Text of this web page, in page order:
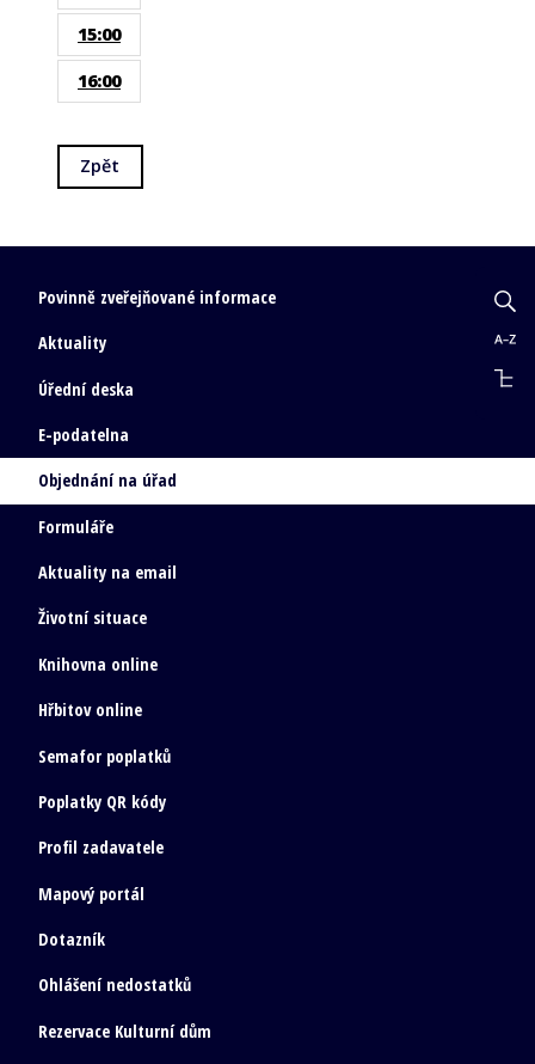
15:00
16:00
Zpět
Povinně zveřejňované informace
Aktuality
Úřední deska
E-podatelna
Objednání na úřad
Formuláře
Aktuality na email
Životní situace
Knihovna online
Hřbitov online
Semafor poplatků
Poplatky QR kódy
Profil zadavatele
Mapový portál
Dotazník
Ohlášení nedostatků
Rezervace Kulturní dům